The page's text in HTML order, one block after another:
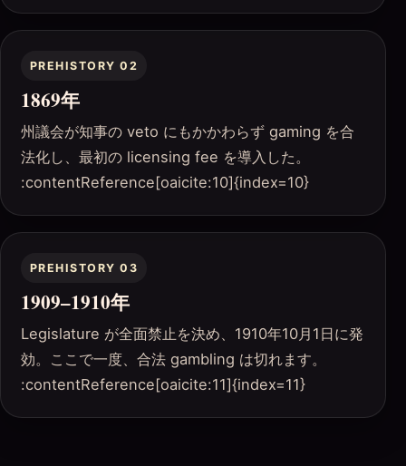
PREHISTORY 02
1869年
州議会が知事の veto にもかかわらず gaming を合
法化し、最初の licensing fee を導入した。
:contentReference[oaicite:10]{index=10}
PREHISTORY 03
1909–1910年
Legislature が全面禁止を決め、1910年10月1日に発
効。ここで一度、合法 gambling は切れます。
:contentReference[oaicite:11]{index=11}